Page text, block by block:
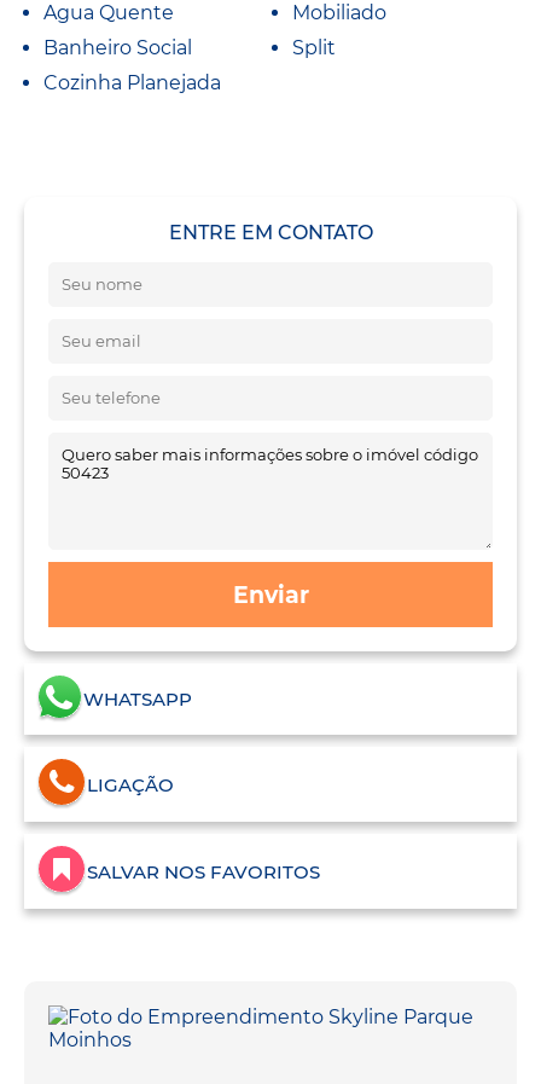
Agua Quente
Banheiro Social
Cozinha Planejada
Mobiliado
Split
ENTRE EM CONTATO
Enviar
WHATSAPP
LIGAÇÃO
SALVAR NOS FAVORITOS